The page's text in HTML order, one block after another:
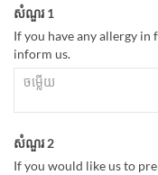
សំណួរ 1
If you have any allergy in
inform us.
សំណួរ 2
If you would like us to